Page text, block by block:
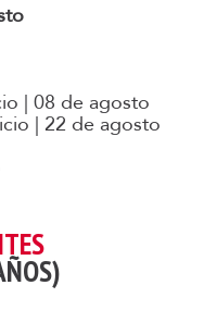
| 08 de agosto
| 22 de agosto